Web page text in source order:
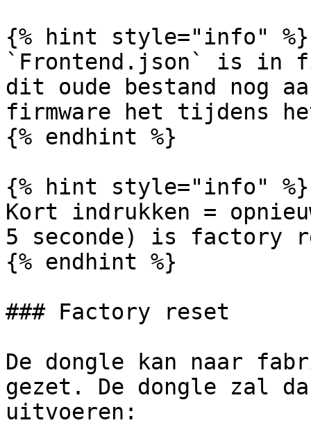
{% hint style="info" %}
`Frontend.json` is in
dit oude bestand nog
firmware het tijdens
{% endhint %}
{% hint style="info" %}
Kort indrukken =
5 seconde) is factory
{% endhint %}
### Factory reset
De dongle kan naar
gezet. De dongle zal
uitvoeren: